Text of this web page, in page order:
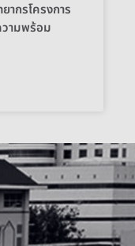
ากรโครงการ
ามพร้อม